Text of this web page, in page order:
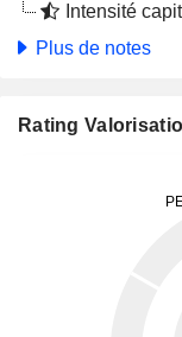
Intensité
Plus de notes
Rating